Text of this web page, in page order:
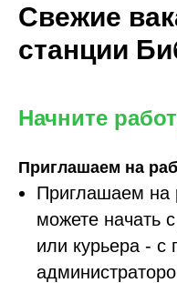
Свежие
станции
Начните
Приглашаем на
Приглашаем на
можете начать
или курьера - с